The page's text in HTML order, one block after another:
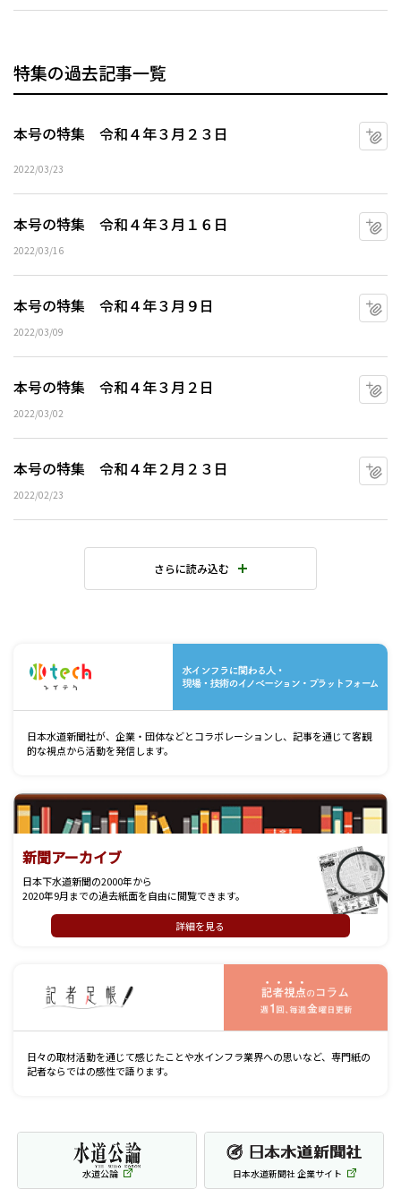
特集の過去記事一覧
本号の特集 令和４年３月２３日
2022/03/23
本号の特集 令和４年３月１６日
2022/03/16
本号の特集 令和４年３月９日
2022/03/09
本号の特集 令和４年３月２日
2022/03/02
本号の特集 令和４年２月２３日
2022/02/23
さらに読み込む
日本水道新聞社が、企業・団体などとコラボレーションし、記事を通じて客観
的な視点から活動を発信します。
新聞アーカイブ
日本下水道新聞の2000年から
2020年9月までの過去紙面を自由に閲覧できます。
詳細を見る
日々の取材活動を通じて感じたことや水インフラ業界への思いなど、専門紙の
記者ならではの感性で語ります。
水道公論 日本水道新聞社 企業サイト